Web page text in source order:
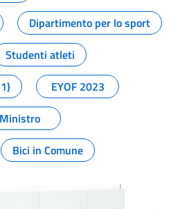
Dipartimento per lo sport
Studenti atleti
EYOF 2023
Ministro
Bici in Comune